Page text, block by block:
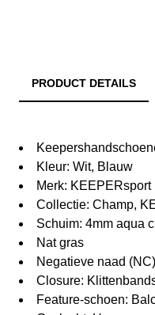
PRODUCT DETAILS
Kleur: Wit, Blauw
Merk: KEEPERsport
Collectie: Champ,
Schuim: 4mm aqua
Nat gras
Negatieve naad (NC)
Closure:
Feature-schoen: